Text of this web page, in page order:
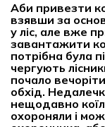
Аби привезти
взявши за
у ліс, але вже
завантажити
потрібна була
чергують
почало
обхід.
нещодавно
охороняли і